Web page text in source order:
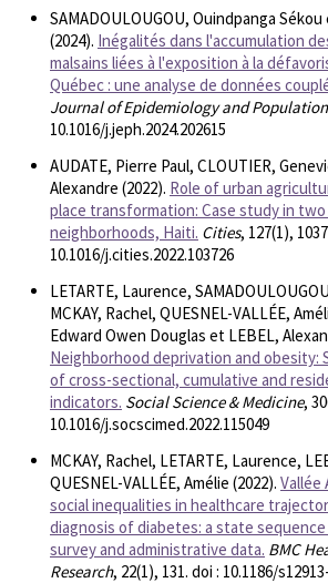
SAMADOULOUGOU, Ouindpanga
(2024). Inégalités dans l'accumulation
malsains liées à l'exposition à la
Québec : une analyse de données
Journal of Epidemiology and
10.1016/j.jeph.2024.202615
AUDATE, Pierre Paul, CLOUTIER,
Alexandre (2022). Role of urban
place transformation: Case study in
neighborhoods, Haiti. Cities, 127(1),
10.1016/j.cities.2022.103726
LETARTE, Laurence,
MCKAY, Rachel, QUESNEL-VALLÉE,
Edward Owen Douglas et LEBEL,
Neighborhood deprivation and obesity:
of cross-sectional, cumulative and
indicators. Social Science & Medicine,
10.1016/j.socscimed.2022.115049
MCKAY, Rachel, LETARTE, Laurence,
QUESNEL-VALLÉE, Amélie (2022). Vallée
social inequalities in healthcare
diagnosis of diabetes: a state
survey and administrative data. BMC
Research, 22(1), 131. doi : 10.1186/